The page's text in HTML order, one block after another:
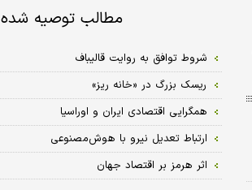
مطالب توصیه شده
شروط توافق به روایت قالیباف
ریسک بزرگ در «خانه ریز»
همگرایی اقتصادی ایران و اوراسیا
ارتباط تعدیل نیرو با هوش‌مصنوعی
اثر هرمز بر اقتصاد جهان